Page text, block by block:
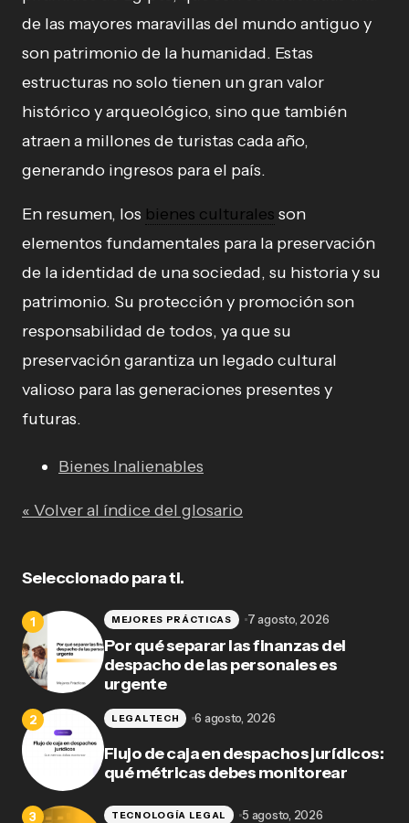
de las mayores maravillas del mundo antiguo y
son patrimonio de la humanidad. Estas
estructuras no solo tienen un gran valor
histórico y arqueológico, sino que también
atraen a millones de turistas cada año,
generando ingresos para el país.
En resumen, los bienes culturales son
elementos fundamentales para la preservación
de la identidad de una sociedad, su historia y su
patrimonio. Su protección y promoción son
responsabilidad de todos, ya que su
preservación garantiza un legado cultural
valioso para las generaciones presentes y
futuras.
Bienes Inalienables
« Volver al índice del glosario
Seleccionado para ti.
Por qué separar las finanzas del
despacho de las personales es
urgente
MEJORES PRÁCTICAS 7 agosto, 2026
Flujo de caja en despachos jurídicos:
qué métricas debes monitorear
LEGALTECH 6 agosto, 2026
TECNOLOGÍA LEGAL 5 agosto, 2026